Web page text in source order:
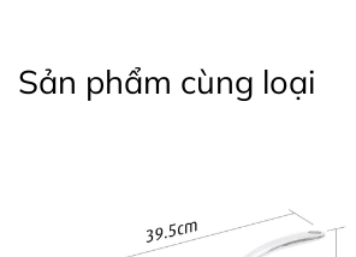
Sản phẩm cùng loại